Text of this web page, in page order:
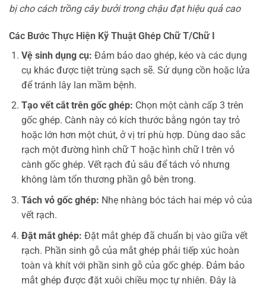
bị cho cách trồng cây bưởi trong chậu đạt hiệu quả cao
Các Bước Thực Hiện Kỹ Thuật Ghép Chữ T/Chữ I
Vệ sinh dụng cụ: Đảm bảo dao ghép, kéo và các dụng
cụ khác được tiệt trùng sạch sẽ. Sử dụng cồn hoặc lửa
để tránh lây lan mầm bệnh.
Tạo vết cắt trên gốc ghép: Chọn một cành cấp 3 trên
gốc ghép. Cành này có kích thước bằng ngón tay trỏ
hoặc lớn hơn một chút, ở vị trí phù hợp. Dùng dao sắc
rạch một đường hình chữ T hoặc hình chữ I trên vỏ
cành gốc ghép. Vết rạch đủ sâu để tách vỏ nhưng
không làm tổn thương phần gỗ bên trong.
Tách vỏ gốc ghép: Nhẹ nhàng bóc tách hai mép vỏ của
vết rạch.
Đặt mắt ghép: Đặt mắt ghép đã chuẩn bị vào giữa vết
rạch. Phần sinh gỗ của mắt ghép phải tiếp xúc hoàn
toàn và khít với phần sinh gỗ của gốc ghép. Đảm bảo
mắt ghép được đặt xuôi chiều mọc tự nhiên. Đây là